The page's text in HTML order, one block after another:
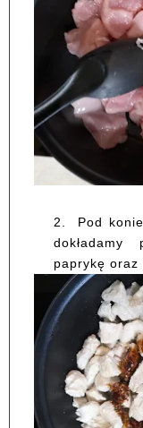
2.
Pod
paprykę oraz